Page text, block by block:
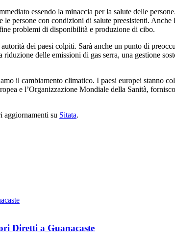
essendo la minaccia per la salute delle
persone con condizioni di salute preesistenti. Anche
problemi di disponibilità e produzione di cibo.
dei paesi colpiti. Sarà anche un punto di
delle emissioni di gas serra, una gestione
il cambiamento climatico. I paesi europei stanno
e l’Organizzazione Mondiale della Sanità,
aggiornamenti su Sitata.
Diretti a Guanacaste